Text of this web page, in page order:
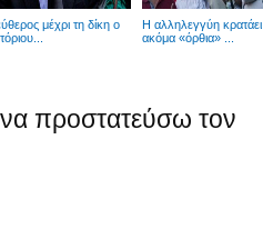
μέχρι τη δίκη ο
Η αλληλεγγύη κρατάει
ακόμα «όρθια» ...
προστατεύσω τον